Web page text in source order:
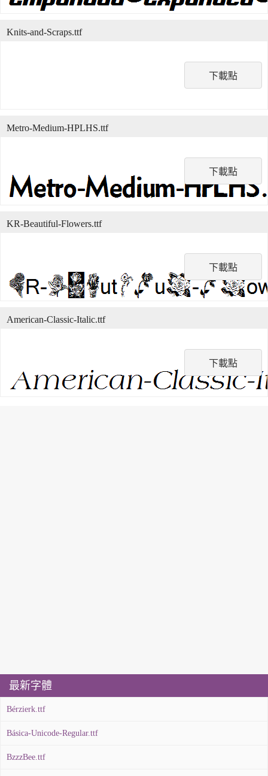
下載點
Knits-and-Scraps.ttf
下載點
Metro-Medium-HPLHS.ttf
下載點
KR-Beautiful-Flowers.ttf
下載點
American-Classic-Italic.ttf
最新字體
Bérzierk.ttf
Básica-Unicode-Regular.ttf
BzzzBee.ttf